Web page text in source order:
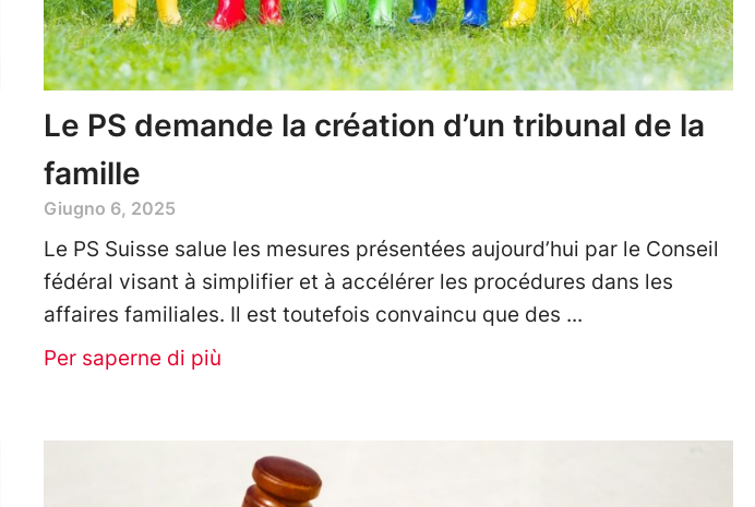
Le PS demande la création d’un tribunal de la
famille
Giugno 6, 2025
Le PS Suisse salue les mesures présentées aujourd’hui par le Conseil
fédéral visant à simplifier et à accélérer les procédures dans les
affaires familiales. Il est toutefois convaincu que des
Per saperne di più